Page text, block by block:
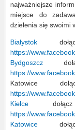
najważniejsze
miejsce do
dzielenia się swoimi
Białystok
https://
Bydgoszcz
https://
Katowice
https://
Kielce
https://
Katowice